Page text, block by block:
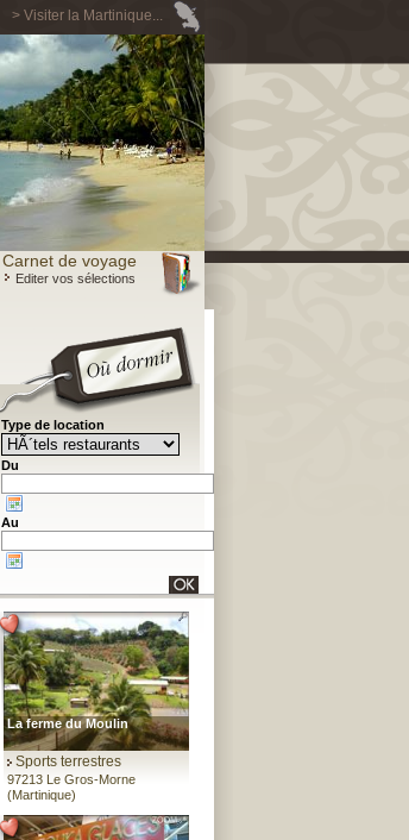
> Visiter la Martinique...
Carnet de voyage
Editer vos sélections
Type de location
Du
Au
La ferme du Moulin
Sports terrestres
97213 Le Gros-Morne
(Martinique)